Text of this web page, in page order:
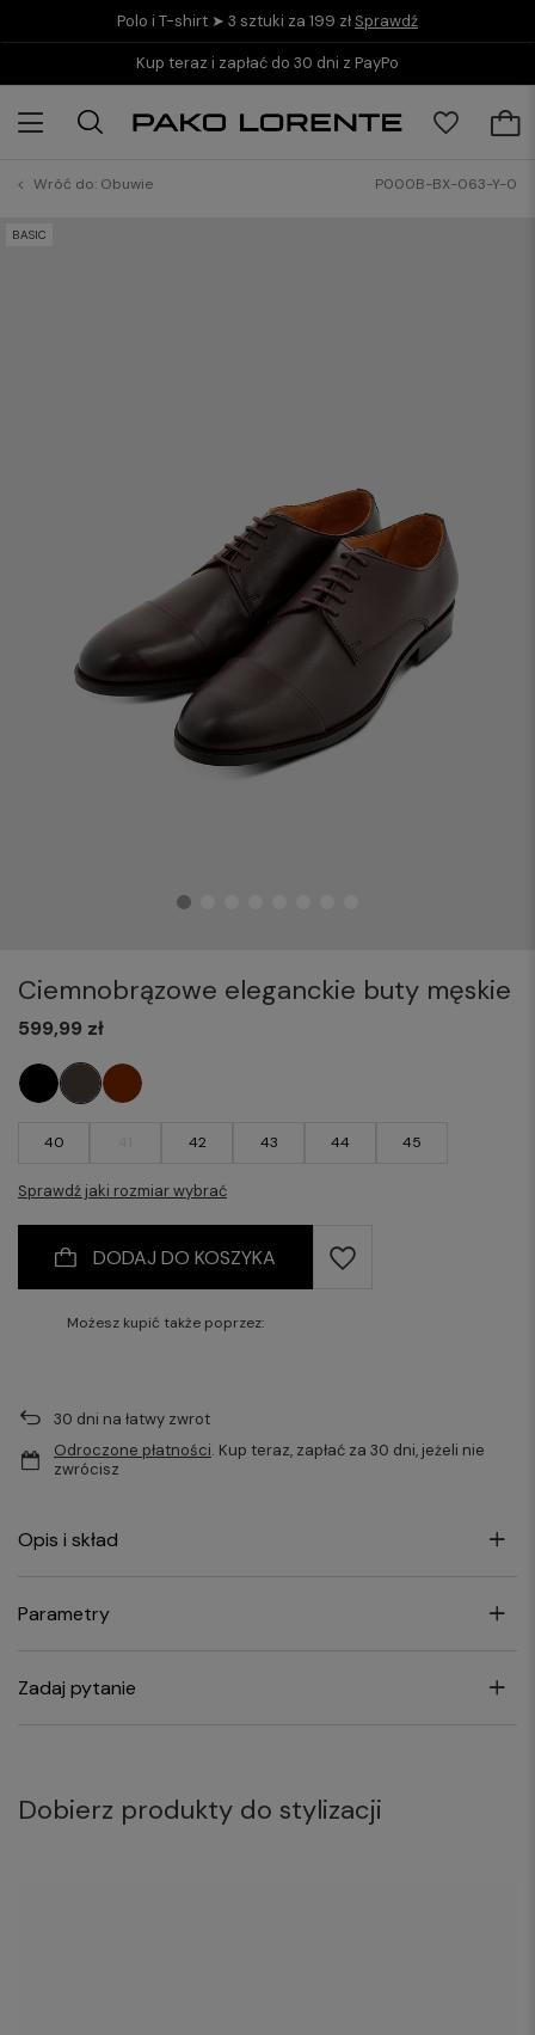
Polo i T-shirt ➤ 3 sztuki za 199 zł Sprawdź
Kup teraz i zapłać do 30 dni z PayPo
Wróć do: Obuwie P000B-BX-063-Y-0
BASIC
Ciemnobrązowe eleganckie buty męskie
40 42 43 44 45
Sprawdź jaki rozmiar wybrać
599,99 zł
DODAJ DO KOSZYKA
Możesz kupić także poprzez:
30 dni na łatwy zwrot
Odroczone płatności. Kup teraz, zapłać za 30 dni, jeżeli nie
zwrócisz
Opis i skład
Parametry
Zadaj pytanie
Dobierz produkty do stylizacji